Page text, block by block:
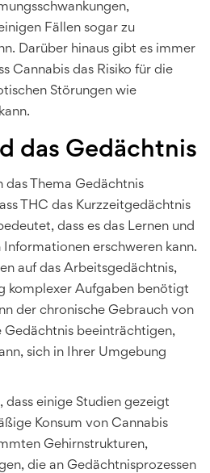
Fällen sogar zu
Darüber hinaus gibt es immer
Cannabis das Risiko für die
Störungen wie
das Gedächtnis
das Thema Gedächtnis
THC das Kurzzeitgedächtnis
dass es das Lernen und
Informationen erschweren kann.
auf das Arbeitsgedächtnis,
komplexer Aufgaben benötigt
der chronische Gebrauch von
Gedächtnis beeinträchtigen,
sich in Ihrer Umgebung
dass einige Studien gezeigt
Konsum von Cannabis
Gehirnstrukturen,
die an Gedächtnisprozessen